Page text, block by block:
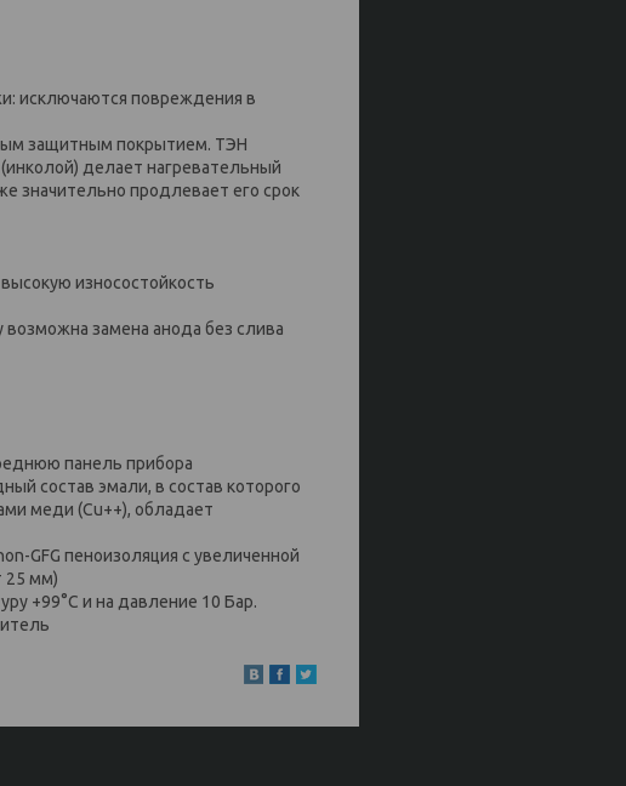
исключаются повреждения в
защитным покрытием. ТЭН
делает нагревательный
значительно продлевает его срок
износостойкость
замена анода без слива
панель прибора
состав эмали, в состав которого
меди (Cu++), обладает
GFG пеноизоляция с увеличенной
25 мм)
+99°С и на давление 10 Бар.